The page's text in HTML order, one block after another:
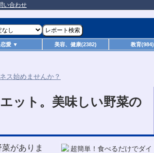
い合わせ
恋愛 ▼ 美容、健康(2382) 教育(984)
ット。美味しい野菜の
がありま